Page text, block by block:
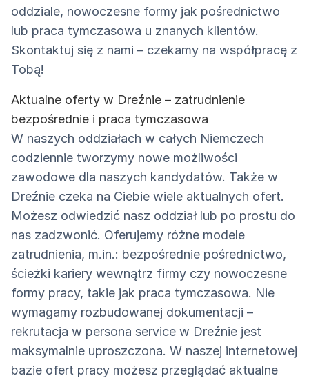
oddziale, nowoczesne formy jak pośrednictwo
lub praca tymczasowa u znanych klientów.
Skontaktuj się z nami – czekamy na współpracę z
Tobą!
Aktualne oferty w Dreźnie – zatrudnienie
bezpośrednie i praca tymczasowa
W naszych oddziałach w całych Niemczech
codziennie tworzymy nowe możliwości
zawodowe dla naszych kandydatów. Także w
Dreźnie czeka na Ciebie wiele aktualnych ofert.
Możesz odwiedzić nasz oddział lub po prostu do
nas zadzwonić. Oferujemy różne modele
zatrudnienia, m.in.: bezpośrednie pośrednictwo,
ścieżki kariery wewnątrz firmy czy nowoczesne
formy pracy, takie jak praca tymczasowa. Nie
wymagamy rozbudowanej dokumentacji –
rekrutacja w persona service w Dreźnie jest
maksymalnie uproszczona. W naszej internetowej
bazie ofert pracy możesz przeglądać aktualne